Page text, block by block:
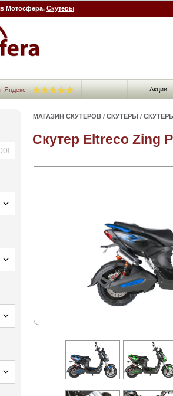
Мотосфера. Скутеры
Акции
Яндекс
МАГАЗИН СКУТЕРОВ / СКУТЕРЫ / СКУТЕРЫ
Скутер Eltreco Zing